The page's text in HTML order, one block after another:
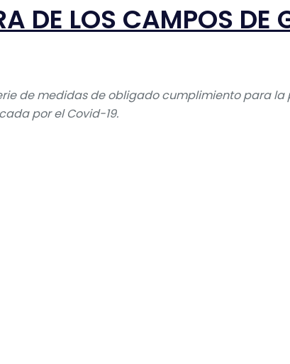
DE LOS CAMPOS DE
de medidas de obligado cumplimiento para
por el Covid-19.